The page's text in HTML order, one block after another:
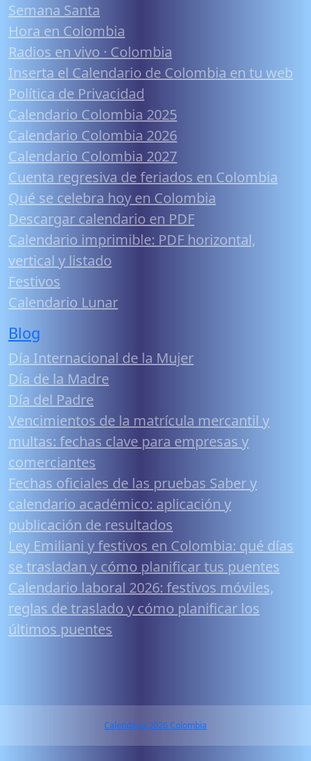
Semana Santa
Hora en Colombia
Radios en vivo · Colombia
Inserta el Calendario de Colombia en tu web
Política de Privacidad
Calendario Colombia 2025
Calendario Colombia 2026
Calendario Colombia 2027
Cuenta regresiva de feriados en Colombia
Qué se celebra hoy en Colombia
Descargar calendario en PDF
Calendario imprimible: PDF horizontal,
vertical y listado
Festivos
Calendario Lunar
Blog
Día Internacional de la Mujer
Día de la Madre
Día del Padre
Vencimientos de la matrícula mercantil y
multas: fechas clave para empresas y
comerciantes
Fechas oficiales de las pruebas Saber y
calendario académico: aplicación y
publicación de resultados
Ley Emiliani y festivos en Colombia: qué días
se trasladan y cómo planificar tus puentes
Calendario laboral 2026: festivos móviles,
reglas de traslado y cómo planificar los
últimos puentes
Calendario 2026 Colombia